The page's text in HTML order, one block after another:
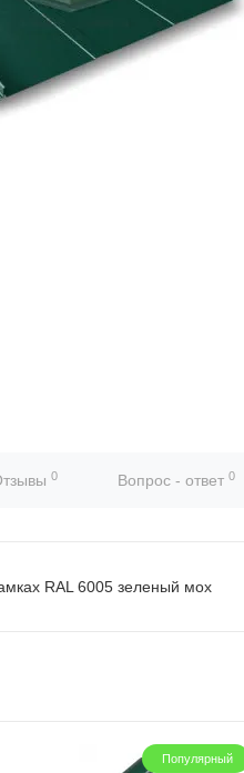
0 Вопрос - ответ 0
RAL 6005 зеленый мох
Популярный